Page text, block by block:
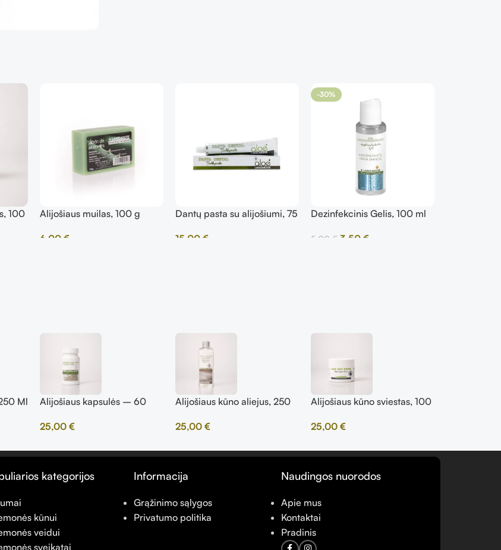
100
Alijošiaus muilas, 100 g
6,00 €
Dantų pasta su alijošiumi, 75
15,00 €
-30%
Dezinfekcinis Gelis, 100 ml
5,00 € 3,50 €
Ml
Alijošiaus kapsulės – 60
25,00 €
Alijošiaus kūno aliejus, 250
25,00 €
Alijošiaus kūno sviestas, 100
25,00 €
kategorijos
kūnui
veidui
sveikatai
Informacija
Grąžinimo sąlygos
Privatumo politika
Naudingos nuorodos
Apie mus
Kontaktai
Pradinis